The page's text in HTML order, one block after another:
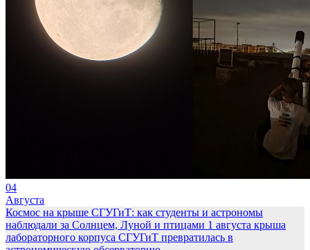
04
Августа
Космос на крыше СГУГиТ: как студенты и астрономы
наблюдали за Солнцем, Луной и птицами 1 августа крыша
лабораторного корпуса СГУГиТ превратилась в